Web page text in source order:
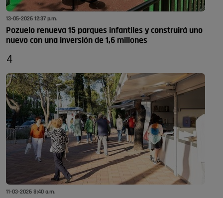
13-05-2026 12:37 p.m.
Pozuelo renueva 15 parques infantiles y construirá uno
nuevo con una inversión de 1,6 millones
4
11-03-2026 8:40 a.m.